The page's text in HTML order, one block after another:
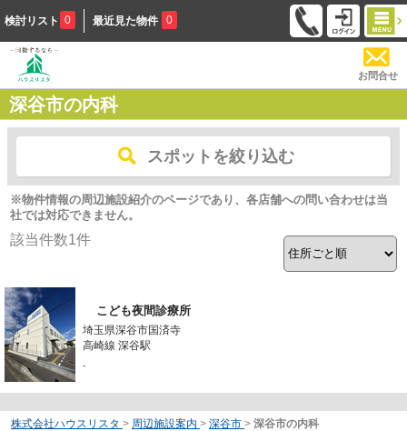
検討リスト 0 最近見た物件 0
お問合せ
深谷市の内科
スポットを絞り込む
※物件情報の周辺施設紹介のページであり、各店舗への問い合わせは当
社では対応できません。
該当件数1件
こども夜間診療所
埼玉県深谷市国済寺
高崎線 深谷駅
-
株式会社ハウスリスタ > 周辺施設案内 > 深谷市 > 深谷市の内科